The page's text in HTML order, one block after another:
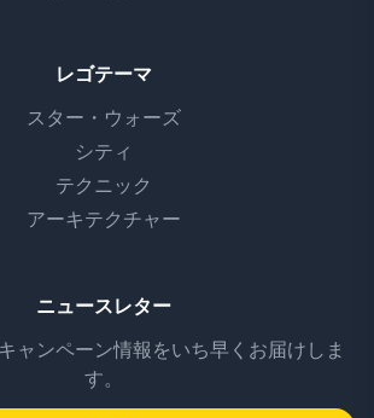
レゴテーマ
スター・ウォーズ
シティ
テクニック
アーキテクチャー
ニュースレター
ャンペーン情報をいち早くお届けしま
す。